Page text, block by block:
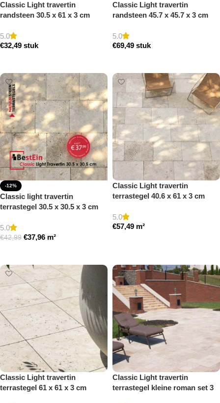
Classic Light travertin
randsteen 30.5 x 61 x 3 cm
getrommeld
5.0
€32,49 stuk
Classic Light travertin
randsteen 45.7 x 45.7 x 3 cm
getrommeld
5.0
€69,49 stuk
-12%
Classic light travertin
terrastegel 30.5 x 30.5 x 3 cm
5.0
€42,99 €37,96 m²
Classic Light travertin
terrastegel 40.6 x 61 x 3 cm
5.0
€57,49 m²
Classic Light travertin
terrastegel 61 x 61 x 3 cm
Classic Light travertin
terrastegel kleine roman set 3